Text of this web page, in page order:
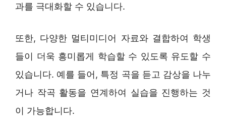
과를 극대화할 수 있습니다.
또한, 다양한 멀티미디어 자료와 결합하여 학생
들이 더욱 흥미롭게 학습할 수 있도록 유도할 수
있습니다. 예를 들어, 특정 곡을 듣고 감상을 나누
거나 작곡 활동을 연계하여 실습을 진행하는 것
이 가능합니다.